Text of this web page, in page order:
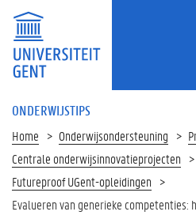
ONDERWIJSTIPS
Home Onderwijsondersteuning
Centrale onderwijsinnovatieprojecten
Futureproof UGent-opleidingen
Evalueren van generieke competenties: